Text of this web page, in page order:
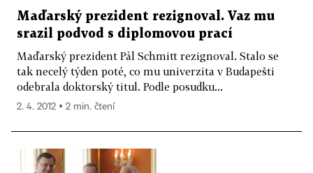
Maďarský prezident rezignoval. Vaz mu
srazil podvod s diplomovou prací
Maďarský prezident Pál Schmitt rezignoval. Stalo se
tak necelý týden poté, co mu univerzita v Budapešti
odebrala doktorský titul. Podle posudku...
2. 4. 2012 ▪ 2 min. čtení